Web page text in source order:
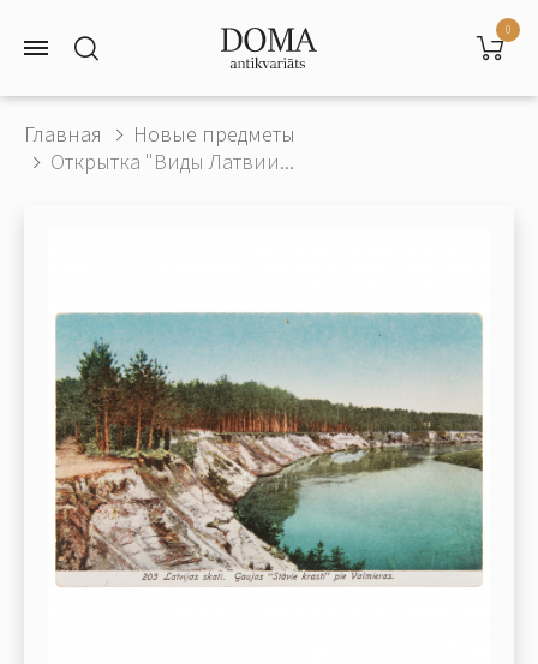
0
Главная
Новые предметы
Открытка "Виды Латвии...